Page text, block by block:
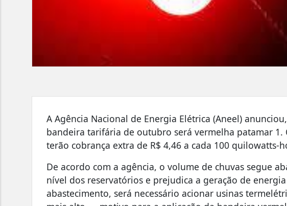
A Agência Nacional de Energia Elétrica (Aneel)
bandeira tarifária de outubro será vermelha patamar 1.
terão cobrança extra de R$ 4,46 a cada 100 quilowatts-
De acordo com a agência, o volume de chuvas segue
nível dos reservatórios e prejudica a geração de
abastecimento, será necessário acionar usinas